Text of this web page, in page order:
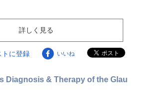
詳しく見る
トに登録 いいね
Diagnosis & Therapy of the Glau